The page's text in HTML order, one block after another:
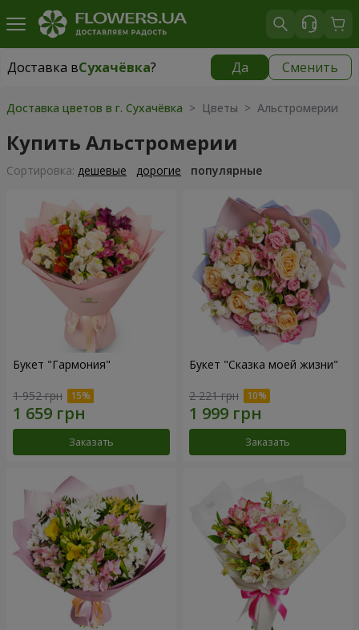
Доставка вСухачёвка? Да Сменить
Доставка вСухачёвка|
Доставка цветов в г. Сухачёвка > Цветы > Альстромерии
Купить Альстромерии
Cортировка: дешевые дорогие популярные
Букет "Гармония"
1 952 грн
Заказать
Букет "Сказка моей жизни"
2 221 грн
Заказать